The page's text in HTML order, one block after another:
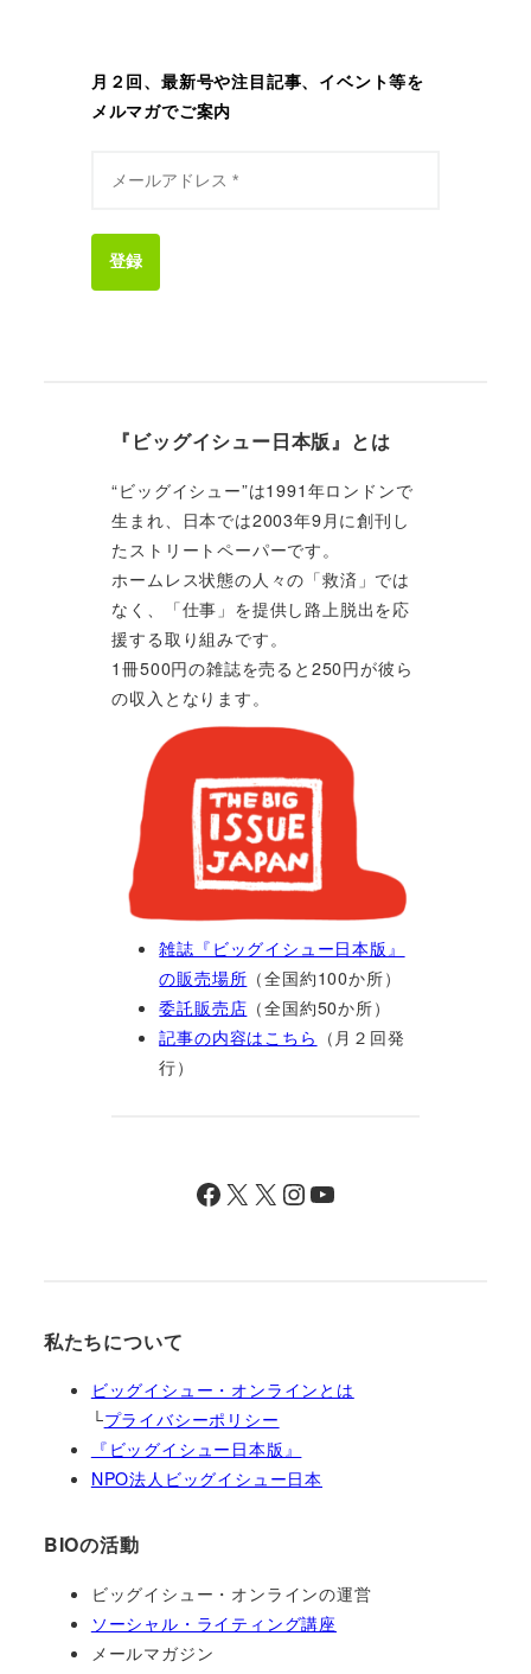
月２回、最新号や注目記事、イベント等を
メルマガでご案内
登録
『ビッグイシュー日本版』とは
“ビッグイシュー”は1991年ロンドンで
生まれ、日本では2003年9月に創刊し
たストリートペーパーです。
ホームレス状態の人々の「救済」では
なく、「仕事」を提供し路上脱出を応
援する取り組みです。
1冊500円の雑誌を売ると250円が彼ら
の収入となります。
雑誌『ビッグイシュー日本版』
の販売場所 （全国約100か所）
委託販売店 （全国約50か所）
記事の内容はこちら （月２回発
行）
Facebook X X InstagramYouTube
私たちについて
ビッグイシュー・オンラインとは
└プライバシーポリシー
『ビッグイシュー日本版』
NPO法人ビッグイシュー日本
BIOの活動
ビッグイシュー・オンラインの運営
ソーシャル・ライティング講座
メールマガジン